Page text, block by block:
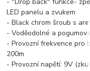
LED panelu a zvukem
- Black chrom šroub s
- Voděodolné a
- Provozní frekvence pro
200m
- Provozní napětí: 9V